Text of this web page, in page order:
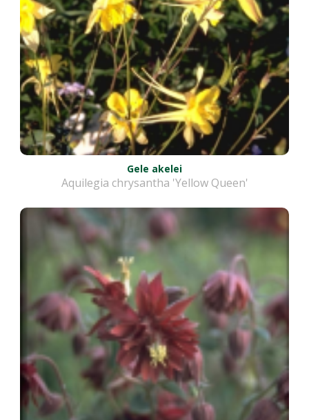
Gele akelei
Aquilegia chrysantha 'Yellow Queen'